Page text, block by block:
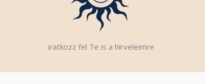
iratkozz fel Te is a hírveleimre